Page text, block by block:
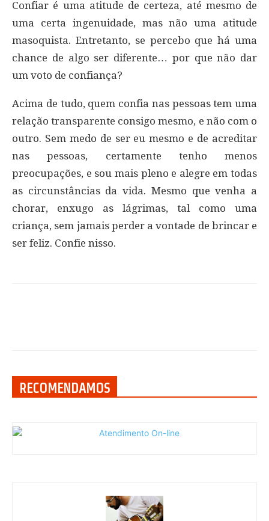
Confiar é uma atitude de certeza, até mesmo de
uma certa ingenuidade, mas não uma atitude
masoquista. Entretanto, se percebo que há uma
chance de algo ser diferente… por que não dar
um voto de confiança?
Acima de tudo, quem confia nas pessoas tem uma
relação transparente consigo mesmo, e não com o
outro. Sem medo de ser eu mesmo e de acreditar
nas pessoas, certamente tenho menos
preocupações, e sou mais pleno e alegre em todas
as circunstâncias da vida. Mesmo que venha a
chorar, enxugo as lágrimas, tal como uma
criança, sem jamais perder a vontade de brincar e
ser feliz. Confie nisso.
RECOMENDAMOS